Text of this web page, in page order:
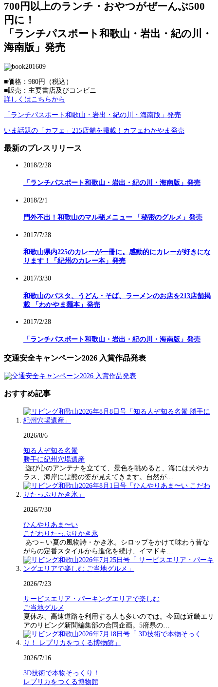
700円以上のランチ・おやつがぜーんぶ500
円に！
「ランチパスポート和歌山・岩出・紀の川・
海南版」発売
■価格：980円（税込）
■販売：主要書店及びコンビニ
詳しくはこちらから
「ランチパスポート和歌山・岩出・紀の川・海南版」発売
いま話題の「カフェ」215店舗を掲載！カフェわかやま発売
最新のプレスリリース
2018/2/28
「ランチパスポート和歌山・岩出・紀の川・海南版」発売
2018/2/1
門外不出！和歌山のマル秘メニュー 「秘密のグルメ」発売
2017/7/28
和歌山県内225のカレーが一冊に。感動的にカレーが好きにな
ります！「紀州のカレー本」発売
2017/3/30
和歌山のパスタ、うどん・そば、ラーメンのお店を213店舗掲
載 「わかやま麺本」発売
2017/2/28
「ランチパスポート和歌山・岩出・紀の川・海南版」発売
交通安全キャンペーン2026 入賞作品発表
おすすめ記事
2026/8/6
知る人ぞ知る名景
勝手に紀州穴場遺産
遊び心のアンテナを立てて、景色を眺めると、海には犬やカ
ラス、海岸には熊の姿が見えてきます。自然が…
2026/7/30
ひんやりあま〜い
こだわりたっぷりかき氷
あつ～い夏の風物詩・かき氷。シロップをかけて味わう昔な
がらの定番スタイルから進化を続け、イマドキ…
2026/7/23
サービスエリア・パーキングエリアで楽しむ
ご当地グルメ
夏休み、高速道路を利用する人も多いのでは。今回は近畿エリ
アのリビング新聞編集部の合同企画。5府県の…
2026/7/16
3D技術で本物そっくり！
レプリカをつくる博物館